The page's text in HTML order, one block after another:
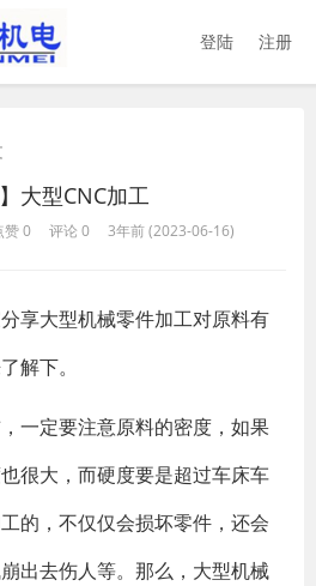
登陆 注册
大型CNC加工
赞 0 评论 0 3年前 (2023-06-16)
享大型机械零件加工对原料有
解下。
一定要注意原料的密度，如果
很大，而硬度要是超过车床车
的，不仅仅会损坏零件，还会
出去伤人等。那么，大型机械